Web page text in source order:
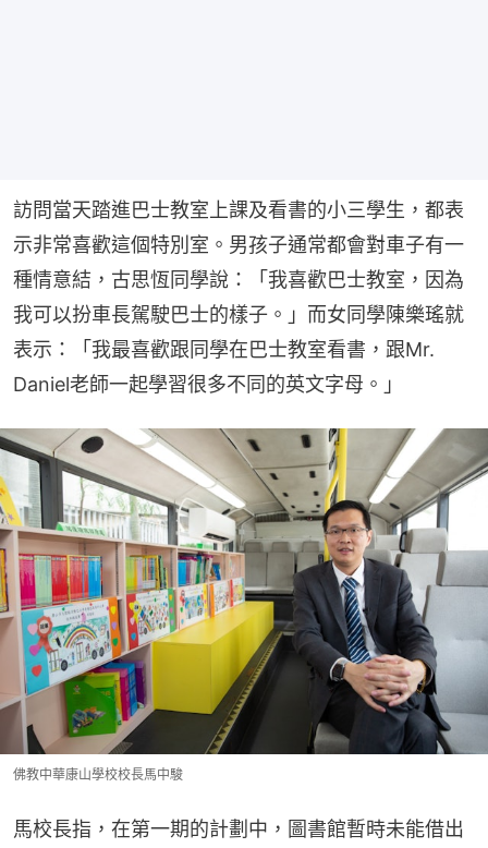
訪問當天踏進巴士教室上課及看書的小三學生，都表
示非常喜歡這個特別室。男孩子通常都會對車子有一
種情意結，古思恆同學說：「我喜歡巴士教室，因為
我可以扮車長駕駛巴士的樣子。」而女同學陳樂瑤就
表示：「我最喜歡跟同學在巴士教室看書，跟Mr.
Daniel老師一起學習很多不同的英文字母。」
佛教中華康山學校校長馬中駿
馬校長指，在第一期的計劃中，圖書館暫時未能借出